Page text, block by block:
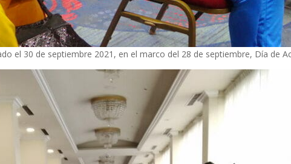
el 30 de septiembre 2021, en el marco del 28 de septiembre, Día de